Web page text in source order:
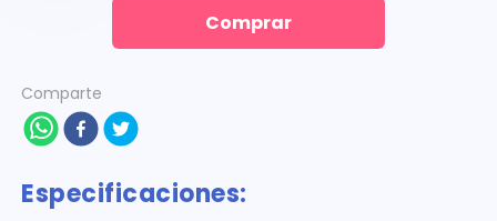
Comprar
Comparte
Especificaciones: